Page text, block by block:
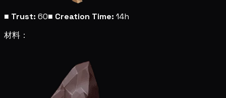
■ Trust: 60■ Creation Time: 14h
材料：